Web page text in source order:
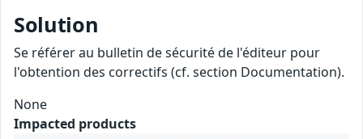
Solution
Se référer au bulletin de sécurité de l'éditeur pour
l'obtention des correctifs (cf. section Documentation).
None
Impacted products